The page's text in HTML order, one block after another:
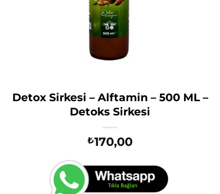
Detox Sirkesi – Alftamin – 500 ML –
Detoks Sirkesi
₺170,00